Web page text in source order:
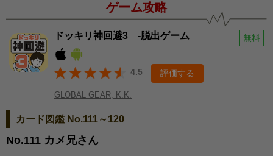
ゲーム攻略
ドッキリ神回避3 -脱出ゲーム 無料
4.5 評価する
GLOBAL GEAR, K.K.
カード図鑑 No.111～120
No.111 カメ兄さん